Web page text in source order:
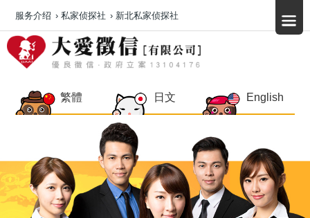
繁體 日文 English
服务介绍 › 私家侦探社 › 新北私家侦探社